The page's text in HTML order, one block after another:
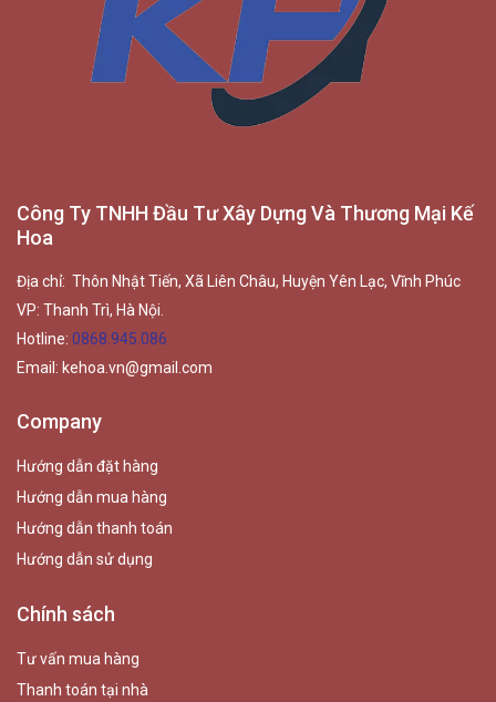
Công Ty TNHH Đầu Tư Xây Dựng Và Thương Mại Kế
Hoa
Địa chỉ: Thôn Nhật Tiến, Xã Liên Châu, Huyện Yên Lạc, Vĩnh Phúc
VP: Thanh Trì, Hà Nội.
Hotline: 0868.945.086
Email: kehoa.vn@gmail.com
Company
Hướng dẫn đặt hàng
Hướng dẫn mua hàng
Hướng dẫn thanh toán
Hướng dẫn sử dụng
Chính sách
Tư vấn mua hàng
Thanh toán tại nhà